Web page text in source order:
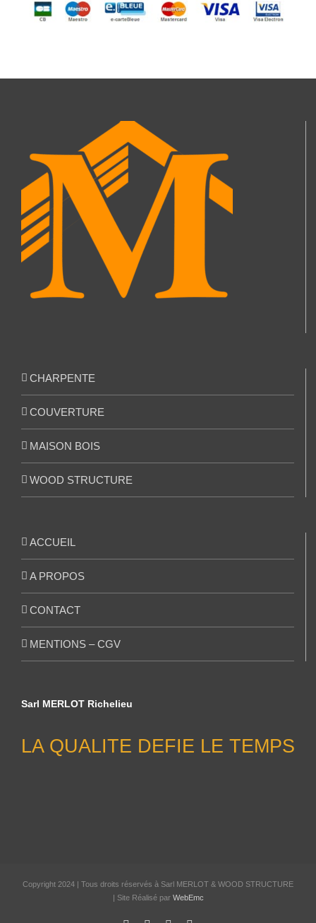
CHARPENTE
COUVERTURE
MAISON BOIS
WOOD STRUCTURE
ACCUEIL
A PROPOS
CONTACT
MENTIONS – CGV
Sarl MERLOT Richelieu
LA QUALITE DEFIE LE TEMPS
Copyright 2024 | Tous droits réservés à Sarl MERLOT & WOOD STRUCTURE
| Site Réalisé par WebEmc